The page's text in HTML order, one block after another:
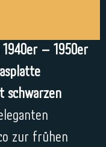
– 1950er
schwarzen
zur frühen